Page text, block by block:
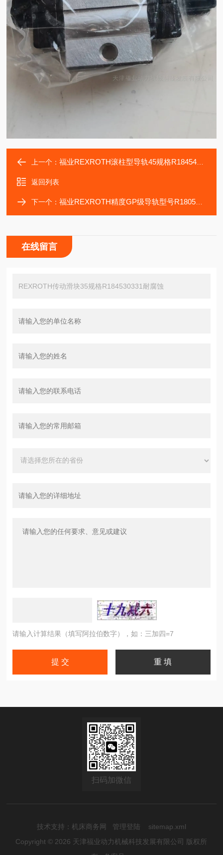
上一个：福业REXROTH滚柱型导轨45规格R184540331滑块
返回列表
下一个：福业REXROTH精度GP级导轨型号R180526831装滑块
在线留言
请输入计算结果（填写阿拉伯数字），如：三加四=7
扫码加微信
技术支持： 机床商务网 管理登陆
sitemap.xml
Copyright © 2026 天津福业动力机械科技发展有限公司 版权所